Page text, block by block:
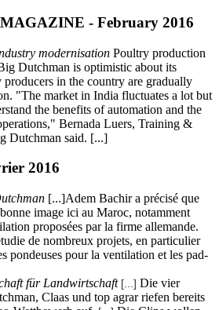
- February 2016
modernisation Poultry production
Dutchman is optimistic about its
in the country are gradually
"The market in India fluctuates a lot but
the benefits of automation and the
Bernada Luers, Training &
Dutchman said. [...]
2016
[...]Adem Bachir a précisé que
image ici au Maroc, notamment
proposées par la firme allemande.
de nombreux projets, en particulier
pondeuses pour la ventilation et les pad-
für Landwirtschaft [...] Die vier
Claas und top agrar riefen bereits